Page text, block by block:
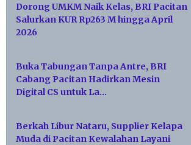
Dorong UMKM Naik Kelas, BRI Pacitan
Salurkan KUR Rp263 M hingga April
2026
Buka Tabungan Tanpa Antre, BRI
Cabang Pacitan Hadirkan Mesin
Digital CS untuk La…
Berkah Libur Nataru, Supplier Kelapa
Muda di Pacitan Kewalahan Layani